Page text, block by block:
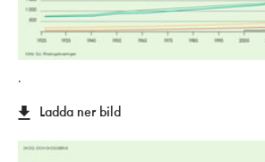
.
Ladda ner bild